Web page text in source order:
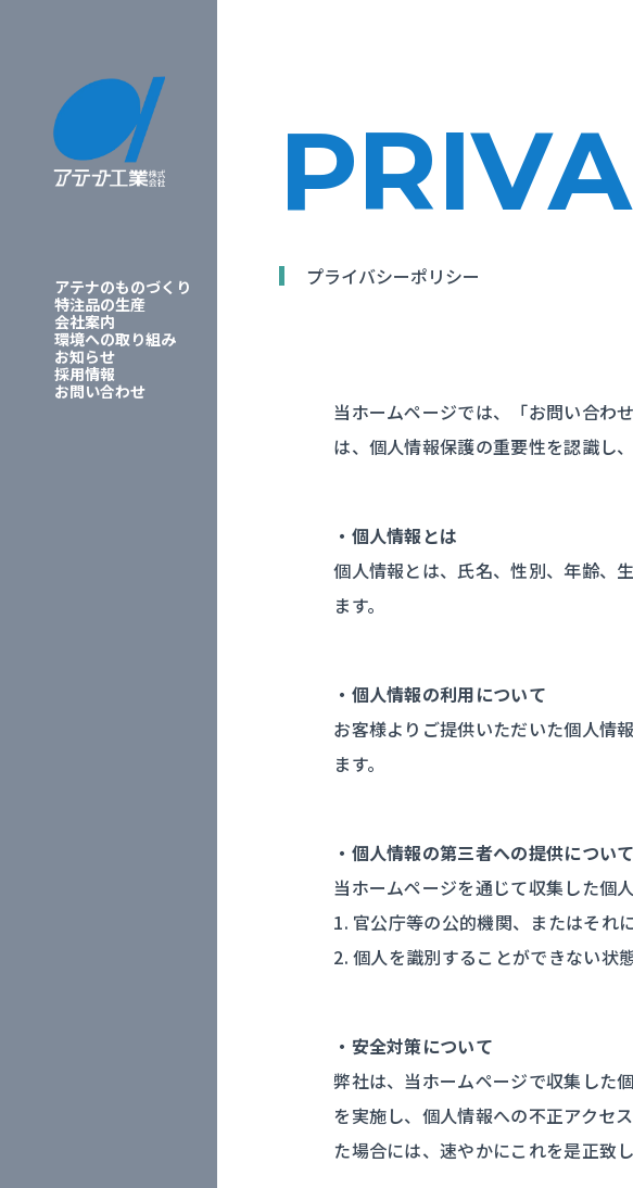
アテナのものづくり
特注品の生産
会社案内
環境への取り組み
お知らせ
採用情報
お問い合わせ
プライバシーポリシー
当ホームページでは、「お問い合わ
は、個人情報保護の重要性を認識し
・個人情報とは
個人情報とは、氏名、性別、年齢、
ます。
・個人情報の利用について
お客様よりご提供いただいた個人情
ます。
・個人情報の第三者への提供について
当ホームページを通じて収集した個
1. 官公庁等の公的機関、またはそれ
2. 個人を識別することができない状
・安全対策について
弊社は、当ホームページで収集した
を実施し、個人情報への不正アクセ
た場合には、速やかにこれを是正致し